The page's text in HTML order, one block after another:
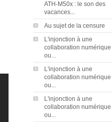
ATH‑M50x : le son des
vacances...
Au sujet de la censure
L'injonction à une
collaboration numérique
ou...
L'injonction à une
collaboration numérique
ou...
L'injonction à une
collaboration numérique
ou...